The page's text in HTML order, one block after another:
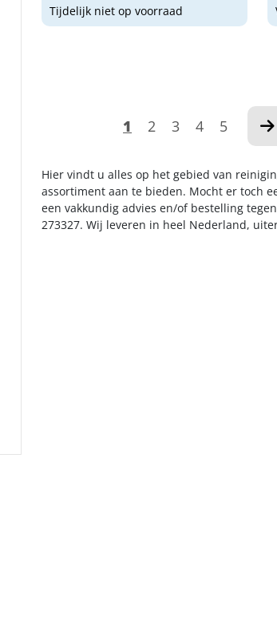
Tijdelijk niet op voorraad
1 2 3 4 5
Hier vindt u alles op het gebied van
assortiment aan te bieden. Mocht er toch
een vakkundig advies en/of bestelling
273327. Wij leveren in heel Nederland,